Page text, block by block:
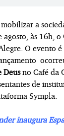
a
às 16h, o
O evento
Deusno Café da
de
Sympla.
inaugura